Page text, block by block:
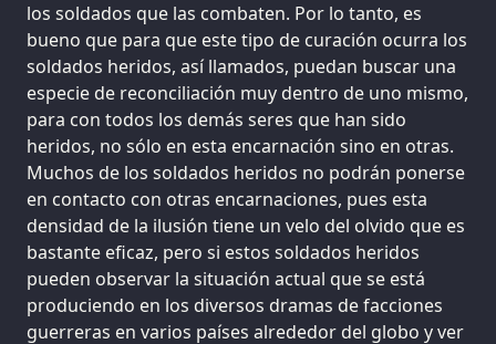
los soldados que las combaten. Por lo tanto, es
bueno que para que este tipo de curación ocurra los
soldados heridos, así llamados, puedan buscar una
especie de reconciliación muy dentro de uno mismo,
para con todos los demás seres que han sido
heridos, no sólo en esta encarnación sino en otras.
Muchos de los soldados heridos no podrán ponerse
en contacto con otras encarnaciones, pues esta
densidad de la ilusión tiene un velo del olvido que es
bastante eficaz, pero si estos soldados heridos
pueden observar la situación actual que se está
produciendo en los diversos dramas de facciones
guerreras en varios países alrededor del globo y ver